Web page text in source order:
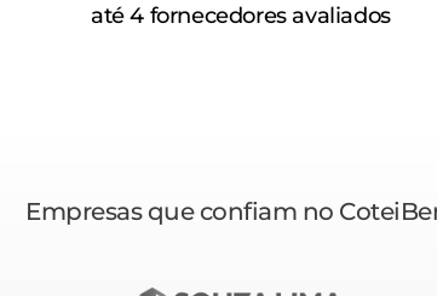
até 4 fornecedores avaliados
Empresas que confiam no